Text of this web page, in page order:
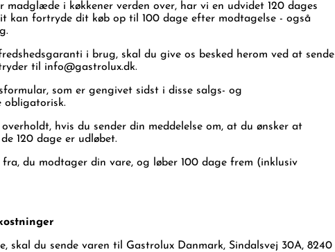
madglæde i køkkener verden over, har vi en udvidet 120 dages
kan fortryde dit køb op til 100 dage efter modtagelse - også
i brug, skal du give os besked herom ved at sende
til info@gastrolux.dk.
som er gengivet sidst i disse salgs- og
obligatorisk.
hvis du sender din meddelelse om, at du ønsker at
120 dage er udløbet.
du modtager din vare, og løber 100 dage frem (inklusiv
skal du sende varen til Gastrolux Danmark, Sindalsvej 30A, 8240